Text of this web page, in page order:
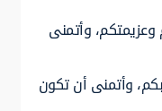
وأتمنى
وأتمنى أن تكون